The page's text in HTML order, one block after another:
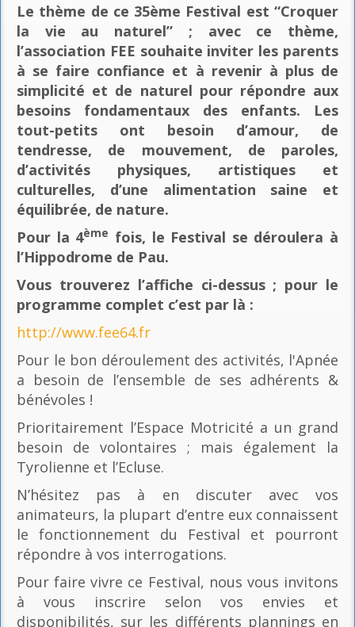
Le thème de ce 35ème Festival est “Croquer
la vie au naturel” ; avec ce thème,
l’association FEE souhaite inviter les parents
à se faire confiance et à revenir à plus de
simplicité et de naturel pour répondre aux
besoins fondamentaux des enfants. Les
tout-petits ont besoin d’amour, de
tendresse, de mouvement, de paroles,
d’activités physiques, artistiques et
culturelles, d’une alimentation saine et
équilibrée, de nature.
Pour la 4ème fois, le Festival se déroulera à
l’Hippodrome de Pau.
Vous trouverez l’affiche ci-dessus ; pour le
programme complet c’est par là :
http://www.fee64.fr
Pour le bon déroulement des activités, l'Apnée
a besoin de l’ensemble de ses adhérents &
bénévoles !
Prioritairement l’Espace Motricité a un grand
besoin de volontaires ; mais également la
Tyrolienne et l’Ecluse.
N’hésitez pas à en discuter avec vos
animateurs, la plupart d’entre eux connaissent
le fonctionnement du Festival et pourront
répondre à vos interrogations.
Pour faire vivre ce Festival, nous vous invitons
à vous inscrire selon vos envies et
disponibilités, sur les différents plannings en